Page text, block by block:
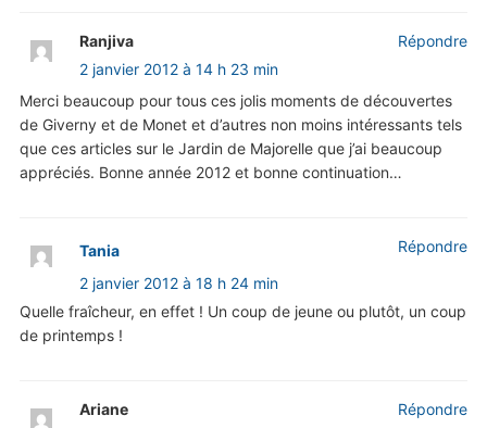
Ranjiva
2 janvier 2012 à 14 h 23 min
Merci beaucoup pour tous ces jolis moments de découvertes
de Giverny et de Monet et d’autres non moins intéressants tels
que ces articles sur le Jardin de Majorelle que j’ai beaucoup
appréciés. Bonne année 2012 et bonne continuation…
Répondre
Tania
2 janvier 2012 à 18 h 24 min
Quelle fraîcheur, en effet ! Un coup de jeune ou plutôt, un coup
de printemps !
Répondre
Ariane
Répondre